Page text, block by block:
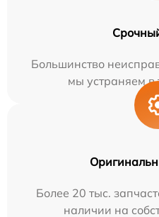
Большинство
мы устраняем в
Более 20 тыс.
наличии на